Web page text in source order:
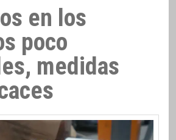
en los
poco
medidas